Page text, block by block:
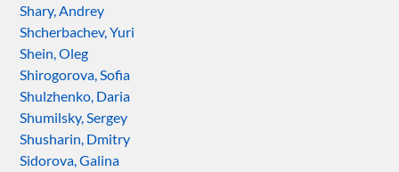
Shary, Andrey
Shcherbachev, Yuri
Shein, Oleg
Shirogorova, Sofia
Shulzhenko, Daria
Shumilsky, Sergey
Shusharin, Dmitry
Sidorova, Galina